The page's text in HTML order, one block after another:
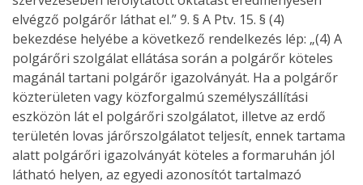
elvégző polgárőr láthat el.” 9. § A Ptv. 15. § (4)
bekezdése helyébe a következő rendelkezés lép: „(4) A
polgárőri szolgálat ellátása során a polgárőr köteles
magánál tartani polgárőr igazolványát. Ha a polgárőr
közterületen vagy közforgalmú személyszállítási
eszközön lát el polgárőri szolgálatot, illetve az erdő
területén lovas járőrszolgálatot teljesít, ennek tartama
alatt polgárőri igazolványát köteles a formaruhán jól
látható helyen, az egyedi azonosítót tartalmazó